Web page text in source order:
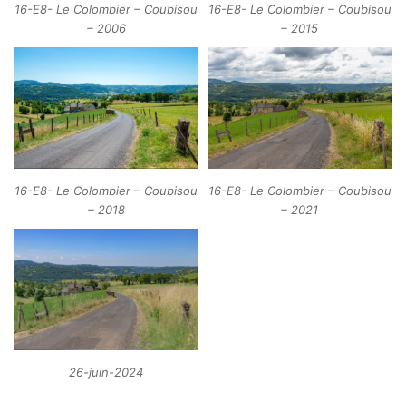
16-E8- Le Colombier – Coubisou
– 2006
16-E8- Le Colombier – Coubisou
– 2015
16-E8- Le Colombier – Coubisou
– 2018
16-E8- Le Colombier – Coubisou
– 2021
26-juin-2024